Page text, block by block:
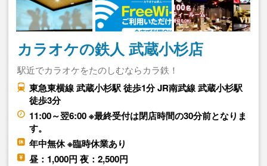
カラオケの鉄人 武蔵小杉店
駅近でカラオケをたのしむならカラ鉄！
東急東横線 武蔵小杉駅 徒歩1分 JR南武線 武蔵小杉駅
徒歩3分
11:00～翌6:00 ※最終受付は閉店時間の30分前となりま
す。
年中無休 ※臨時休業あり
昼：1,000円 夜：2,500円